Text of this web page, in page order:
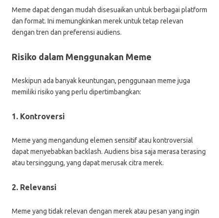
Meme dapat dengan mudah disesuaikan untuk berbagai platform
dan format. Ini memungkinkan merek untuk tetap relevan
dengan tren dan preferensi audiens.
Risiko dalam Menggunakan Meme
Meskipun ada banyak keuntungan, penggunaan meme juga
memiliki risiko yang perlu dipertimbangkan:
1. Kontroversi
Meme yang mengandung elemen sensitif atau kontroversial
dapat menyebabkan backlash. Audiens bisa saja merasa terasing
atau tersinggung, yang dapat merusak citra merek.
2. Relevansi
Meme yang tidak relevan dengan merek atau pesan yang ingin